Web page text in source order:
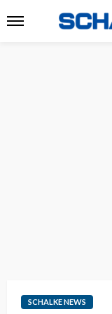
SCHALKE NEWS